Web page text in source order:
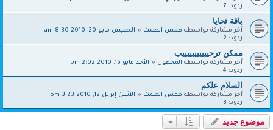
ردود: 7
باقة تحايا
آخر مشاركة بواسطةهمس الصمت« الخميس مايو 20, 2010 8:30 am
ردود: 2
ممكن ترحيييييييييييب
آخر مشاركة بواسطةالمجهول« الأحد مايو 16, 2010 2:02 pm
ردود: 4
السلام علكم
آخر مشاركة بواسطةهمس الصمت« الاثنين إبريل 12, 2010 3:23 pm
ردود: 3
موضوع جديد